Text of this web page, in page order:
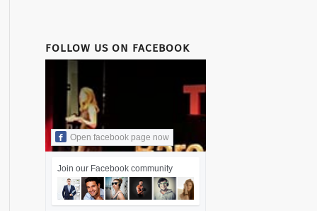
FOLLOW US ON FACEBOOK
Open facebook page now
Join our Facebook community